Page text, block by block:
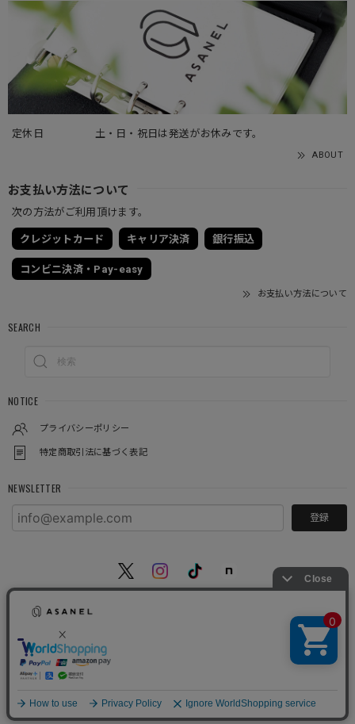
定休日 土・日・祝日は発送がお休みです。
ABOUT
お支払い方法について
次の方法がご利用頂けます。
クレジットカード キャリア決済 銀行振込
コンビニ決済・Pay-easy
お支払い方法について
SEARCH
NOTICE
プライバシーポリシー
特定商取引法に基づく表記
NEWSLETTER
登録